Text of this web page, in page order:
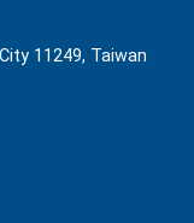
11249, Taiwan